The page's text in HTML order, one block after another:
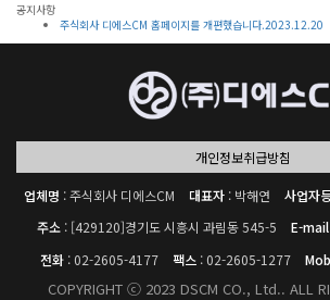
공지사항
주식회사 디에스CM 홈페이지를 개편했습니다.2023.12.20
개인정보취급방침
업체명 : 주식회사 디에스CM 대표자 : 박해연 사업자
주소: [429120]경기도 시흥시 과림동 545-5 E-mail
전화: 02-2605-4177 팩스: 02-2605-1277
COPYRIGHT ⓒ 2023 DSCM CO., Ltd.. ALL